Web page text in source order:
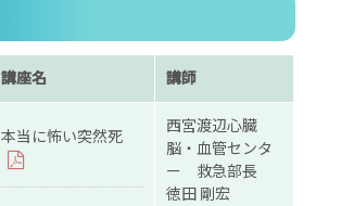
講座名 講師
本当に怖い突然死
西宮渡辺心臓
脳・血管センタ
ー 救急部長
徳田 剛宏